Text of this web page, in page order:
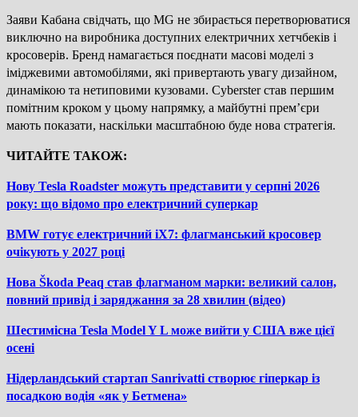
Заяви Кабана свідчать, що MG не збирається перетворюватися
виключно на виробника доступних електричних хетчбеків і
кросоверів. Бренд намагається поєднати масові моделі з
іміджевими автомобілями, які привертають увагу дизайном,
динамікою та нетиповими кузовами. Cyberster став першим
помітним кроком у цьому напрямку, а майбутні прем’єри
мають показати, наскільки масштабною буде нова стратегія.
ЧИТАЙТЕ ТАКОЖ:
Нову Tesla Roadster можуть представити у серпні 2026
року: що відомо про електричний суперкар
BMW готує електричний iX7: флагманський кросовер
очікують у 2027 році
Нова Škoda Peaq став флагманом марки: великий салон,
повний привід і заряджання за 28 хвилин (відео)
Шестимісна Tesla Model Y L може вийти у США вже цієї
осені
Нідерландський стартап Sanrivatti створює гіперкар із
посадкою водія «як у Бетмена»